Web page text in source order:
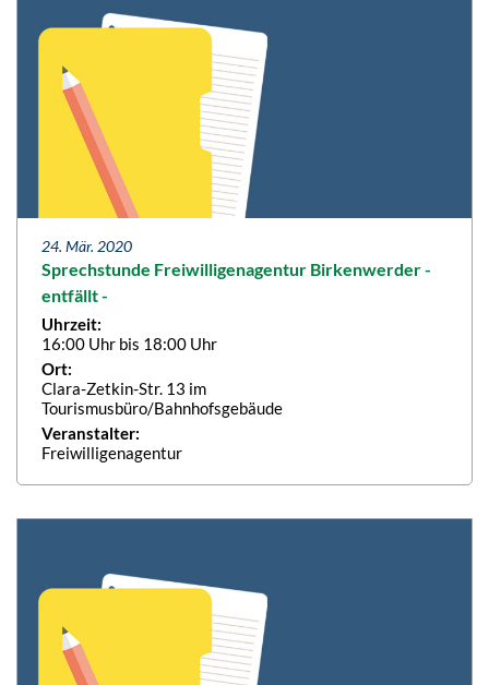
24. Mär. 2020
Sprechstunde Freiwilligenagentur Birkenwerder -
entfällt -
Uhrzeit:
16:00 Uhr bis 18:00 Uhr
Ort:
Clara-Zetkin-Str. 13 im
Tourismusbüro/Bahnhofsgebäude
Veranstalter:
Freiwilligenagentur